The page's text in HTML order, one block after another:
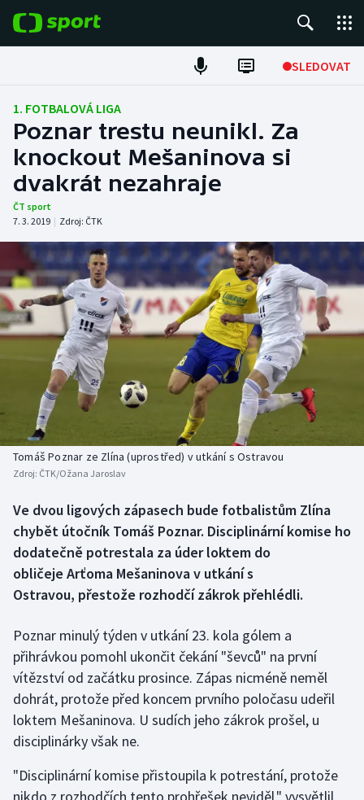
SLEDOVAT
Fotbal
Hokej
Tenis
Atletika
Cyklistika
DALŠÍ SPORTY
Americký fotbal
Baseball a softbal
Basketbal
Biatlon
Box
Curling
Florbal
Futsal
Golf
Gymnastika
NEPŘEHLÉDNĚTE
Soutěže
Historické návraty
Aplikace ČT sport
1. FOTBALOVÁ LIGA
Poznar trestu neunikl. Za
knockout Mešaninova si
dvakrát nezahraje
ČT sport
7. 3. 2019 | Zdroj: ČTK
Tomáš Poznar ze Zlína (uprostřed) v utkání s Ostravou
Zdroj: ČTK/Ožana Jaroslav
Ve dvou ligových zápasech bude fotbalistům Zlína
chybět útočník Tomáš Poznar. Disciplinární komise ho
dodatečně potrestala za úder loktem do
obličeje Arťoma Mešaninova v utkání s
Ostravou, přestože rozhodčí zákrok přehlédli.
Poznar minulý týden v utkání 23. kola gólem a
přihrávkou pomohl ukončit čekání "ševců" na první
vítězství od začátku prosince. Zápas nicméně neměl
dohrát, protože před koncem prvního poločasu udeřil
loktem Mešaninova. U sudích jeho zákrok prošel, u
disciplinárky však ne.
"Disciplinární komise přistoupila k potrestání, protože